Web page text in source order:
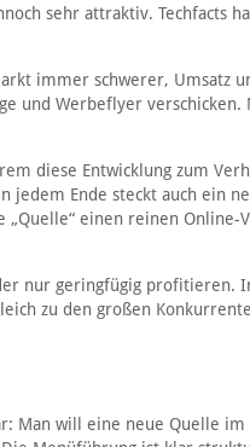
sehr attraktiv. Techfacts
immer schwerer, Umsatz
und Werbeflyer
diese Entwicklung zum
Ende steckt auch ein
einen reinen Online-
nur geringfügig profitieren.
zu den großen
Man will eine neue Quelle